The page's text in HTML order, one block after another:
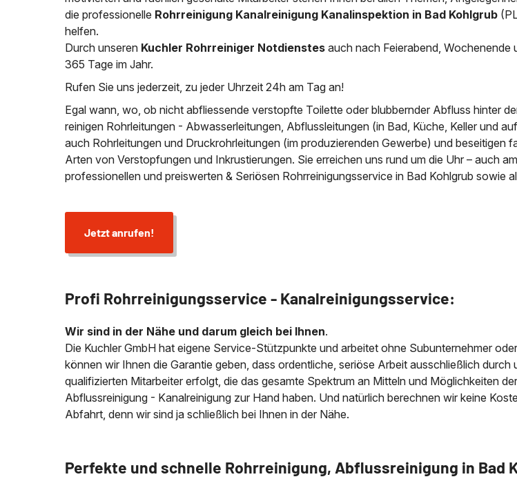
die professionelle Rohrreinigung Kanalreinigung Kanalinspektion in Bad Kohlgrub
helfen.
Durch unseren Kuchler Rohrreiniger Notdienstes auch nach Feierabend, Wochenende
365 Tage im Jahr.
Rufen Sie uns jederzeit, zu jeder Uhrzeit 24h am Tag an!
Egal wann, wo, ob nicht abfliessende verstopfte Toilette oder blubbernder Abfluss hinter
reinigen Rohrleitungen - Abwasserleitungen, Abflussleitungen (in Bad, Küche, Keller und
auch Rohrleitungen und Druckrohrleitungen (im produzierenden Gewerbe) und beseitigen
Arten von Verstopfungen und Inkrustierungen. Sie erreichen uns rund um die Uhr – auch
professionellen und preiswerten & Seriösen Rohrreinigungsservice in Bad Kohlgrub sowie
Jetzt anrufen!
Profi Rohrreinigungsservice - Kanalreinigungsservice:
Wir sind in der Nähe und darum gleich bei Ihnen.
Die Kuchler GmbH hat eigene Service-Stützpunkte und arbeitet ohne Subunternehmer
können wir Ihnen die Garantie geben, dass ordentliche, seriöse Arbeit ausschließlich durch
qualifizierten Mitarbeiter erfolgt, die das gesamte Spektrum an Mitteln und Möglichkeiten
Abflussreinigung - Kanalreinigung zur Hand haben. Und natürlich berechnen wir keine
Abfahrt, denn wir sind ja schließlich bei Ihnen in der Nähe.
Perfekte und schnelle Rohrreinigung, Abflussreinigung in Bad